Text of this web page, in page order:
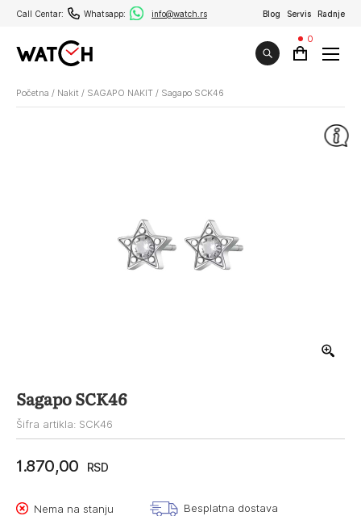
Call Centar: Whatsapp: info@watch.rs Blog Servis Radnje
0
Početna / Nakit / SAGAPO NAKIT / Sagapo SCK46
Sagapo SCK46
Šifra artikla: SCK46
1.870,00 RSD
Nema na stanju Besplatna dostava